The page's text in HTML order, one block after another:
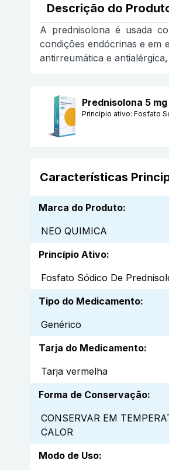
Descrição do
A prednisolona é usada
condições endócrinas e em
antirreumática e
Prednisolona 5
Princípio ativo: Fosfato
Características
Marca do Produto:
NEO QUIMICA
Princípio Ativo:
Fosfato Sódico De
Tipo do Medicamento:
Genérico
Tarja do Medicamento:
Tarja vermelha
Forma de Conservação:
CONSERVAR EM
CALOR
Modo de Uso: